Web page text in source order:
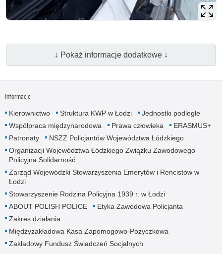
↓ Pokaż informacje dodatkowe ↓
Informacje
Kierownictwo Struktura KWP w Łodzi
Jednostki podległe
Współpraca międzynarodowa
Prawa człowieka
ERASMUS+
Patronaty
NSZZ Policjantów Województwa Łódzkiego
Organizacji Województwa Łódzkiego Związku Zawodowego
Policyjna Solidarność
Zarząd Wojewódzki Stowarzyszenia Emerytów i Rencistów w
Łodzi
Stowarzyszenie Rodzina Policyjna 1939 r. w Łodzi
ABOUT POLISH POLICE
Etyka Zawodowa Policjanta
Zakres działania
Międzyzakładowa Kasa Zapomogowo-Pożyczkowa
Zakładowy Fundusz Świadczeń Socjalnych